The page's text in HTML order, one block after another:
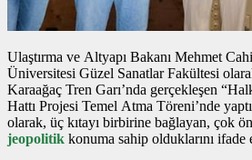
Ulaştırma ve Altyapı Bakanı Mehmet
Üniversitesi Güzel Sanatlar Fakültesi
Karaağaç Tren Garı’nda gerçekleşen
Hattı Projesi Temel Atma Töreni’nde
olarak, üç kıtayı birbirine bağlayan, çok
jeopolitik konuma sahip olduklarını ifade